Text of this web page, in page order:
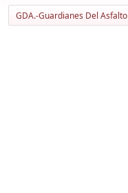
GDA.-Guardianes Del Asfalto